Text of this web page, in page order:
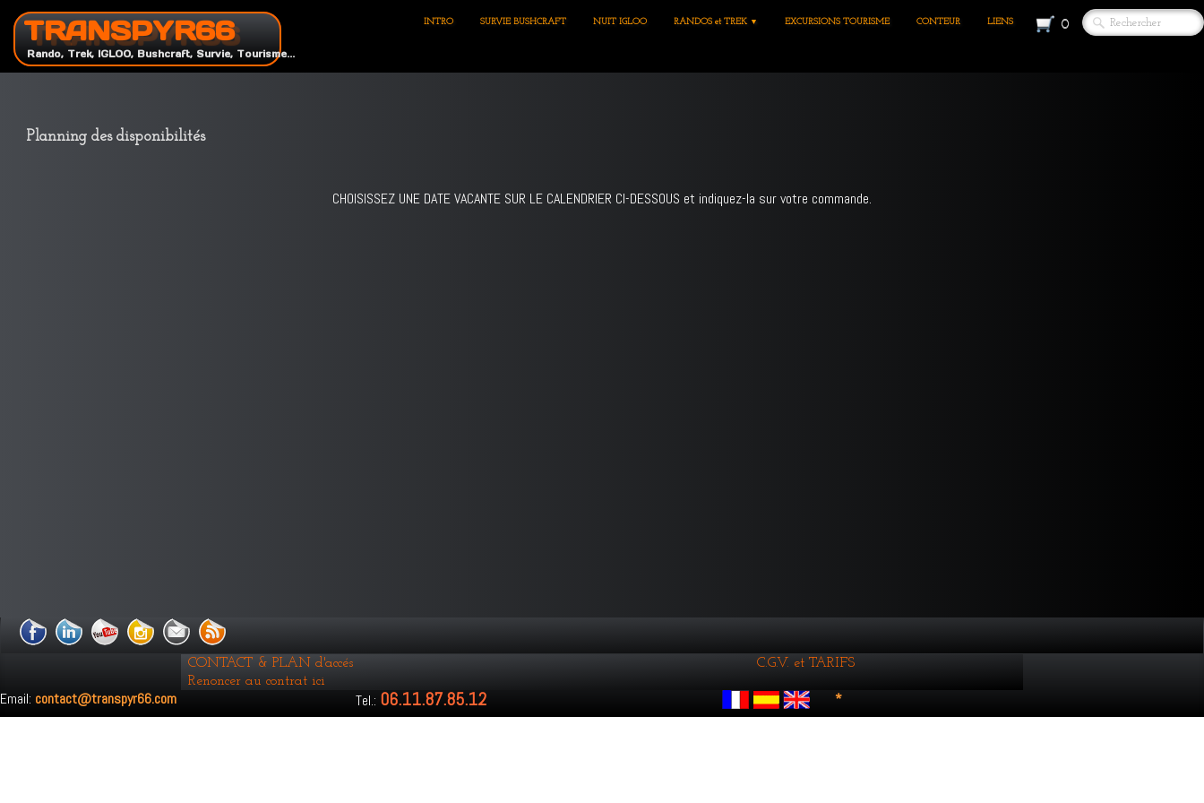
TRANSPYR66
Rando, Trek, IGLOO, Bushcraft, Survie, Tourisme...
INTRO SURVIE BUSHCRAFT NUIT IGLOO RANDOS et TREK ▼ EXCURSIONS TOURISME CONTEUR LIENS 0
Planning des disponibilités
CHOISISSEZ UNE DATE VACANTE SUR LE CALENDRIER CI-DESSOUS et indiquez-la sur votre commande.
CONTACT & PLAN d'accés
Renoncer au contrat ici
C.G.V. et TARIFS
Email: contact@transpyr66.com Tel.: 06.11.87.85.12 *